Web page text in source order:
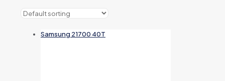
Samsung 21700 40T